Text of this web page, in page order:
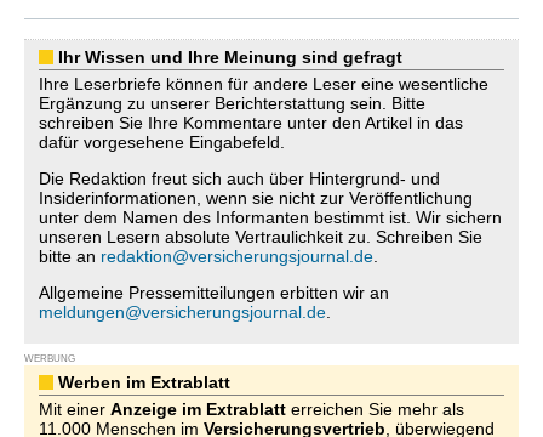
Ihr Wissen und Ihre Meinung sind gefragt
Ihre Leserbriefe können für andere Leser eine wesentliche
Ergänzung zu unserer Berichterstattung sein. Bitte
schreiben Sie Ihre Kommentare unter den Artikel in das
dafür vorgesehene Eingabefeld.
Die Redaktion freut sich auch über Hintergrund- und
Insiderinformationen, wenn sie nicht zur Veröffentlichung
unter dem Namen des Informanten bestimmt ist. Wir sichern
unseren Lesern absolute Vertraulichkeit zu. Schreiben Sie
bitte an redaktion@versicherungsjournal.de
Allgemeine Pressemitteilungen erbitten wir an
meldungen@versicherungsjournal.de
WERBUNG
Werben im Extrablatt
Mit einer Anzeige im Extrablatt erreichen Sie mehr als
11.000 Menschen im Versicherungsvertrieb , überwiegend